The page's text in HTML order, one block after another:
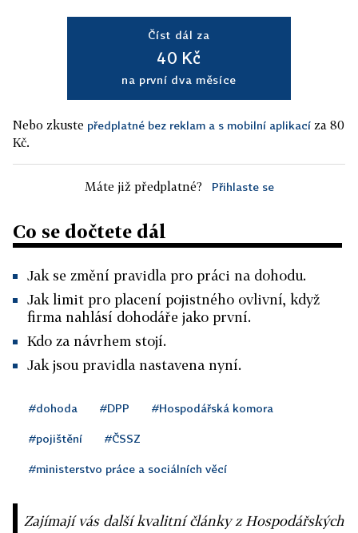
Číst dál za
40 Kč
na první dva měsíce
Nebo zkuste předplatné bez reklam a s mobilní aplikací za 80
Kč.
Máte již předplatné? Přihlaste se
Co se dočtete dál
Jak se změní pravidla pro práci na dohodu.
Jak limit pro placení pojistného ovlivní, když
firma nahlásí dohodáře jako první.
Kdo za návrhem stojí.
Jak jsou pravidla nastavena nyní.
#dohoda #DPP #Hospodářská komora
#pojištění #ČSSZ
#ministerstvo práce a sociálních věcí
Zajímají vás další kvalitní články z Hospodářských